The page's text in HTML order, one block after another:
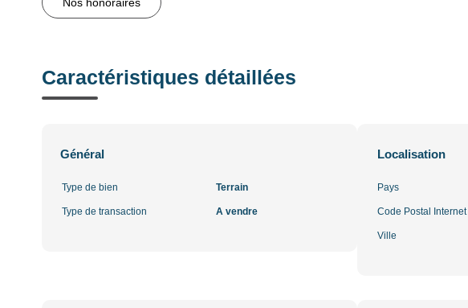
Caractéristiques détaillées
Général
Type de bien Terrain
Type de transaction A vendre
Localisation
Pays
Code Postal Internet
Ville